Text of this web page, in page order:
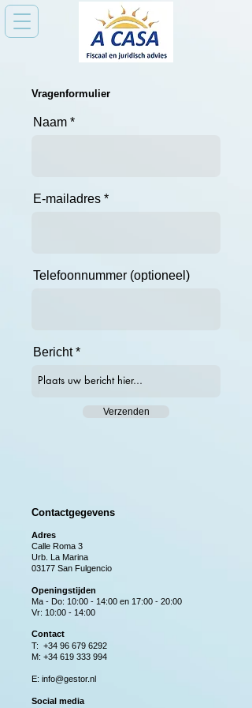
Vragenformulier
Naam
E-mailadres
Telefoonnummer (optioneel)
Bericht
Verzenden
Contactgegevens
Adres
Calle Roma 3
Urb. La Marina
03177 San Fulgencio
Openingstijden
Ma - Do: 10:00 - 14:00 en 17:00 - 20:00
Vr: 10:00 - 14:00
Contact
T: +34 96 679 6292
M: +34 619 333 994
E: info@gestor.nl
Social media